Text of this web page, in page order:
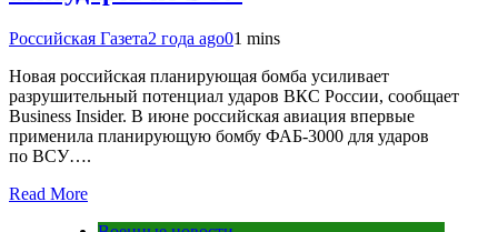
Российская Газета2 года ago01 mins
Новая российская планирующая бомба усиливает
разрушительный потенциал ударов ВКС России, сообщает
Business Insider. В июне российская авиация впервые
применила планирующую бомбу ФАБ-3000 для ударов
по ВСУ….
Read More